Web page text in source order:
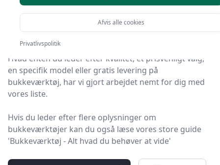
Du er kommet til det rette sted! På HandyGuiden har vi
udvalgt 5 af de bedste bukkeværktøjer, så du får det
optimale køb.
Hvad enten du leder efter kvalitet, et prisvenligt valg,
en specifik model eller gratis levering på
bukkeværktøj, har vi gjort arbejdet nemt for dig med
vores liste.
Hvis du leder efter flere oplysninger om
bukkeværktøjer kan du også læse vores store guide
'Bukkeværktøj - Alt hvad du behøver at vide'
Afvis alle cookies
Privatlivspolitik